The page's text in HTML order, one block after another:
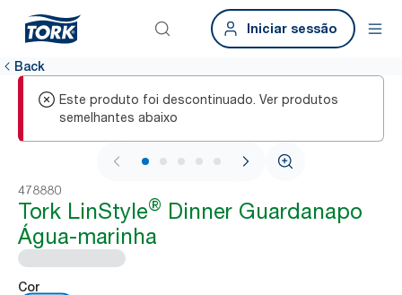
Iniciar sessão
Back
Este produto foi descontinuado. Ver produtos
semelhantes abaixo
1 / 5
478880
Tork LinStyle® Dinner Guardanapo
Água-marinha
Cor